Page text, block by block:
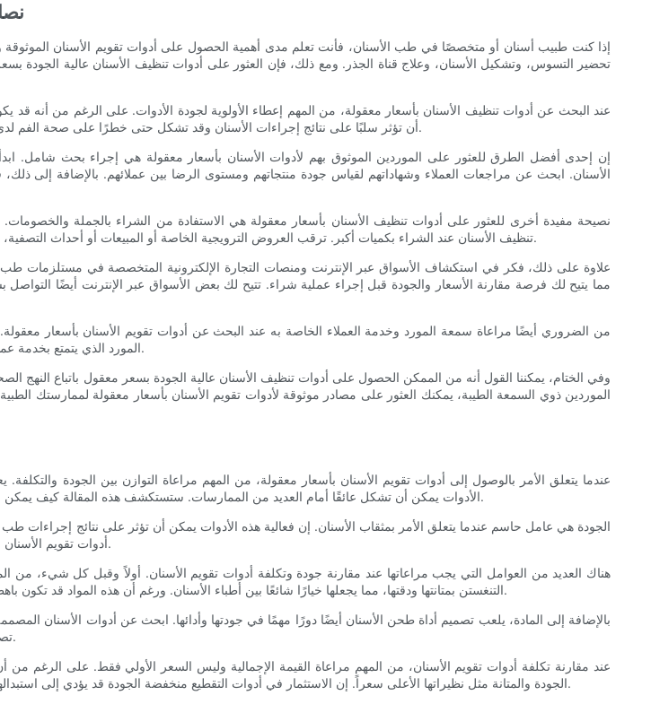
إذا كنت طبيب أسنان أو متخصصًا في طب الأسنان، فأنت تعلم مدى أهمية الحصول على أدوات تقويم الأسنان
تحضير التسوس، وتشكيل الأسنان، وعلاج قناة الجذر. ومع ذلك، فإن العثور على أدوات تنظيف الأسنان عالية
عند البحث عن أدوات تنظيف الأسنان بأسعار معقولة، من المهم إعطاء الأولوية لجودة الأدوات. على الرغم من أنه قد
أن تؤثر سلبًا على نتائج إجراءات الأسنان وقد تشكل حتى خطرًا على صحة الفم لدى المريض. لذلك، من الضروري العثور على مورد يوفر التوازن بين الجودة والقدرة على تحمل التكاليف.
إن إحدى أفضل الطرق للعثور على الموردين الموثوق بهم لأدوات الأسنان بأسعار معقولة هي إجراء بحث
الأسنان. ابحث عن مراجعات العملاء وشهاداتهم لقياس جودة منتجاتهم ومستوى الرضا بين عملائهم. بالإضافة
نصيحة مفيدة أخرى للعثور على أدوات تنظيف الأسنان بأسعار معقولة هي الاستفادة من الشراء بالجملة
تنظيف الأسنان عند الشراء بكميات أكبر. ترقب العروض الترويجية الخاصة أو المبيعات أو أحداث التصفية، حيث يمكن أن تكون هذه فرصًا ممتازة للحصول على أدوات تنظيف الأسنان عالية الجودة بسعر مخفض.
علاوة على ذلك، فكر في استكشاف الأسواق عبر الإنترنت ومنصات التجارة الإلكترونية المتخصصة في مستلزمات
مما يتيح لك فرصة مقارنة الأسعار والجودة قبل إجراء عملية شراء. تتيح لك بعض الأسواق عبر الإنترنت أيضًا
من الضروري أيضًا مراعاة سمعة المورد وخدمة العملاء الخاصة به عند البحث عن أدوات تقويم الأسنان بأسعار
المورد الذي يتمتع بخدمة عملاء ممتازة من معالجة أي استفسارات أو مخاوف قد تكون لديك وتقديم المساعدة طوال عملية الشراء.
وفي الختام، يمكننا القول أنه من الممكن الحصول على أدوات تنظيف الأسنان عالية الجودة بسعر معقول باتباع النهج
الموردين ذوي السمعة الطيبة، يمكنك العثور على مصادر موثوقة لأدوات تقويم الأسنان بأسعار معقولة لممارستك
عندما يتعلق الأمر بالوصول إلى أدوات تقويم الأسنان بأسعار معقولة، من المهم مراعاة التوازن بين الجودة
الأدوات يمكن أن تشكل عائقًا أمام العديد من الممارسات. ستستكشف هذه المقالة كيف يمكن لمحترفي الأسنان اتخاذ قرارات مستنيرة عندما يتعلق الأمر بشراء أدوات تقويم الأسنان بأسعار معقولة.
الجودة هي عامل حاسم عندما يتعلق الأمر بمثقاب الأسنان. إن فعالية هذه الأدوات يمكن أن تؤثر على نتائج إجراءات
أدوات تقويم الأسنان عالية الجودة قد تكون باهظة الثمن بالنسبة لبعض الممارسات، مما يدفعهم إلى البحث عن بدائل أرخص.
هناك العديد من العوامل التي يجب مراعاتها عند مقارنة جودة وتكلفة أدوات تقويم الأسنان. أولاً وقبل كل شيء، من
التنغستن بمتانتها ودقتها، مما يجعلها خيارًا شائعًا بين أطباء الأسنان. ورغم أن هذه المواد قد تكون باهظة الثمن، فإن أداءها الطويل الأمد يمكن أن يجعلها استثماراً فعالاً من حيث التكلفة على المدى الطويل.
بالإضافة إلى المادة، يلعب تصميم أداة طحن الأسنان أيضًا دورًا مهمًا في جودتها وأدائها. ابحث عن أدوات الأسنان
تصميم المقص بشكل جيد في تقليل خطر التقطيع أو الكسر، مما يضمن أداءً سلسًا ومتسقًا بمرور الوقت.
عند مقارنة تكلفة أدوات تقويم الأسنان، من المهم مراعاة القيمة الإجمالية وليس السعر الأولي فقط. على الرغم
الجودة والمتانة مثل نظيراتها الأعلى سعراً. إن الاستثمار في أدوات التقطيع منخفضة الجودة قد يؤدي إلى استبدالها بشكل متكرر ومشاكل محتملة في الأداء، مما يؤدي في النهاية إلى زيادة التكلفة على المدى الطويل.